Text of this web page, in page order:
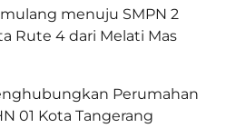
menuju SMPN 2
Rute 4 dari Melati Mas
Perumahan
01 Kota Tangerang